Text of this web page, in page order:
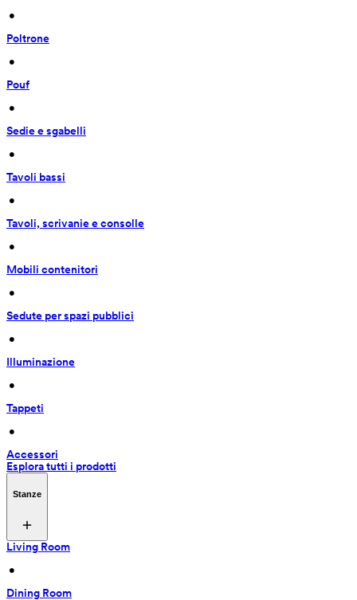
•
Poltrone
•
Pouf
•
Sedie e sgabelli
•
Tavoli bassi
•
Tavoli, scrivanie e consolle
•
Mobili contenitori
•
Sedute per spazi pubblici
•
Illuminazione
•
Tappeti
•
Accessori
Esplora tutti i prodotti
Stanze
Living Room
•
Dining Room